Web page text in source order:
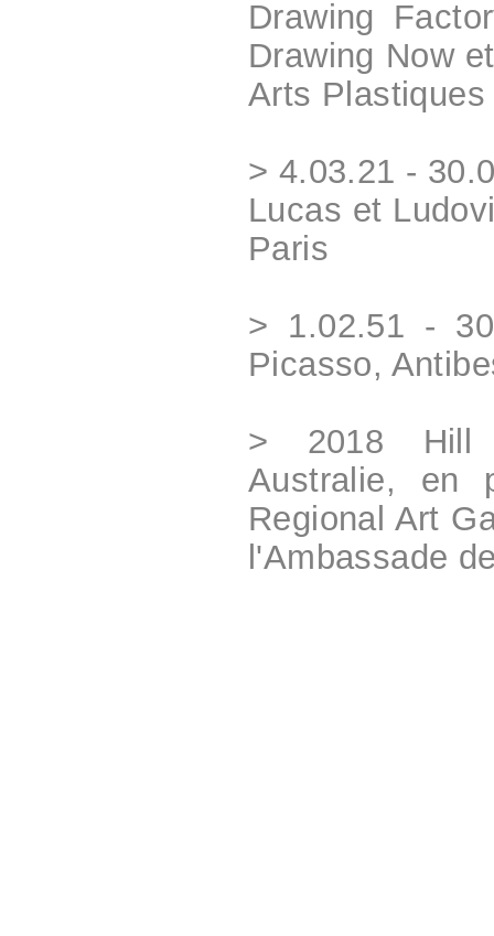
Drawing
Drawing Now
Arts Plastiques
> 4.03.21 -
Lucas et
Paris
> 1.02.51 -
Picasso,
> 2018 Hill
Australie, en
Regional Art
l'Ambassade